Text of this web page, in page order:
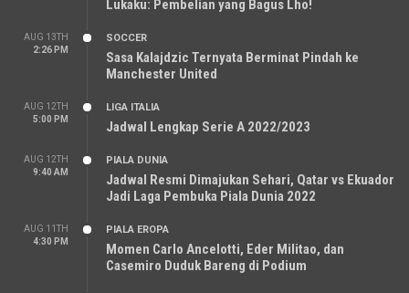
Lukaku: Pembelian yang Bagus Lho!
AUG 13TH
2:26 PM
SOCCER
Sasa Kalajdzic Ternyata Berminat Pindah ke
Manchester United
AUG 12TH
5:00 PM
LIGA ITALIA
Jadwal Lengkap Serie A 2022/2023
AUG 12TH
9:40 AM
PIALA DUNIA
Jadwal Resmi Dimajukan Sehari, Qatar vs Ekuador
Jadi Laga Pembuka Piala Dunia 2022
AUG 11TH
4:30 PM
PIALA EROPA
Momen Carlo Ancelotti, Eder Militao, dan
Casemiro Duduk Bareng di Podium